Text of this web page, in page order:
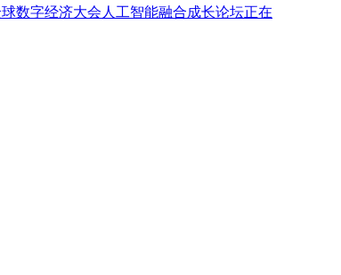
球数字经济大会人工智能融合成长论坛正在